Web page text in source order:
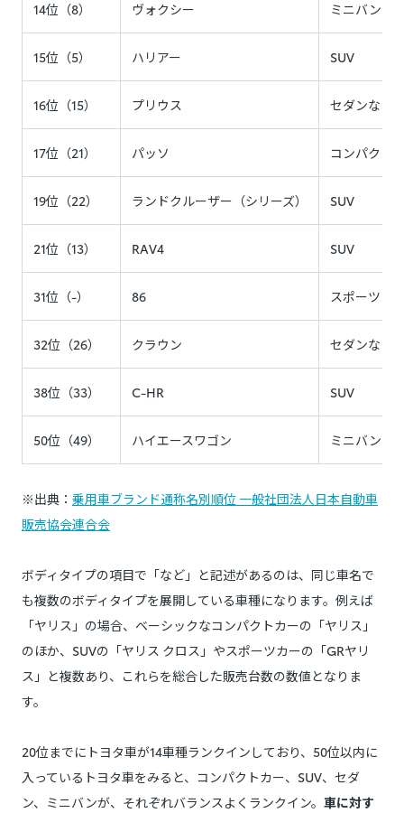
14位（8） ヴォクシー ミニバン
15位（5） ハリアー SUV
16位（15） プリウス セダンなど
17位（21） パッソ コンパクト
19位（22） ランドクルーザー（シリーズ） SUV
21位（13） RAV4 SUV
31位（-） 86 スポーツ
32位（26） クラウン セダンなど
38位（33） C-HR SUV
50位（49） ハイエースワゴン ミニバン
※出典： 乗用車ブランド通称名別順位 一般社団法人日本自動車
販売協会連合会
ボディタイプの項目で「など」と記述があるのは、同じ車名で
も複数のボディタイプを展開している車種になります。例えば
「ヤリス」の場合、ベーシックなコンパクトカーの「ヤリス」
のほか、SUVの「ヤリス クロス」やスポーツカーの「GRヤリ
ス」と複数あり、これらを総合した販売台数の数値となりま
す。
20位までにトヨタ車が14車種ランクインしており、50位以内に
入っているトヨタ車をみると、コンパクトカー、SUV、セダ
ン、ミニバンが、それぞれバランスよくランクイン。 車に対す